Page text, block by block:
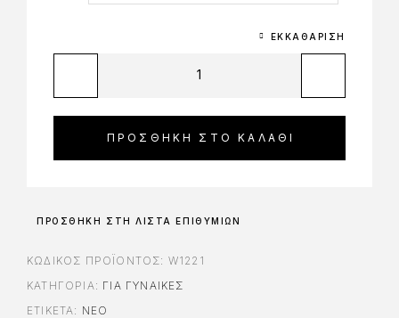
ΕΚΚΑΘΆΡΙΣΗ
ΠΡΟΣΘΉΚΗ ΣΤΟ ΚΑΛΆΘΙ
ΠΡΟΣΘΉΚΗ ΣΤΗ ΛΊΣΤΑ ΕΠΙΘΥΜΙΏΝ
ΚΩΔΙΚΌΣ ΠΡΟΪΌΝΤΟΣ: W1221
ΚΑΤΗΓΟΡΊΑ: ΓΙΑ ΓΥΝΑΊΚΕΣ
ΕΤΙΚΈΤΑ: ΝΈΟ